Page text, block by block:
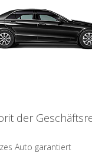
der
Auto garantiert